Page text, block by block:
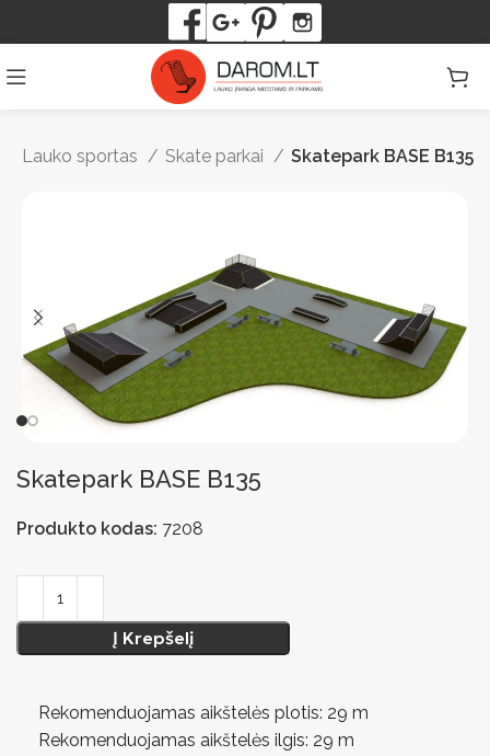
Lauko sportas Skate parkai Skatepark BASE B135
Skatepark BASE B135
Produkto kodas: 7208
Į Krepšelį
Rekomenduojamas aikštelės plotis: 29 m
Rekomenduojamas aikštelės ilgis: 29 m